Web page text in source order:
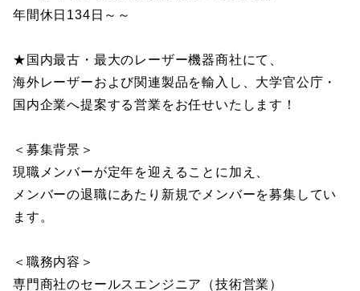
年間休日134日～～
★国内最古・最大のレーザー機器商社にて、
海外レーザーおよび関連製品を輸入し、大学官公庁・
国内企業へ提案する営業をお任せいたします！
＜募集背景＞
現職メンバーが定年を迎えることに加え、
メンバーの退職にあたり新規でメンバーを募集してい
ます。
＜職務内容＞
専門商社のセールスエンジニア（技術営業）